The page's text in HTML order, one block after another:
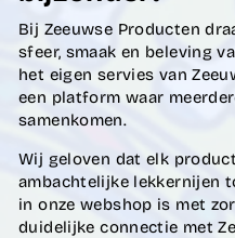
Bij Zeeuwse Producten
sfeer, smaak en beleving
het eigen servies van
een platform waar
samenkomen.
Wij geloven dat elk
ambachtelijke lekkernijen
in onze webshop is met
duidelijke connectie met